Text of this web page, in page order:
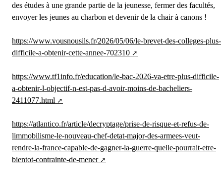
des études à une grande partie de la jeunesse, fermer des facultés,
envoyer les jeunes au charbon et devenir de la chair à canons !
https://www.vousnousils.fr/2026/05/06/le-brevet-des-colleges-plus-
difficile-a-obtenir-cette-annee-702310
https://www.tf1info.fr/education/le-bac-2026-va-etre-plus-difficile-
a-obtenir-l-objectif-n-est-pas-d-avoir-moins-de-bacheliers-
2411077.html
https://atlantico.fr/article/decryptage/prise-de-risque-et-refus-de-
limmobilisme-le-nouveau-chef-detat-major-des-armees-veut-
rendre-la-france-capable-de-gagner-la-guerre-quelle-pourrait-etre-
bientot-contrainte-de-mener